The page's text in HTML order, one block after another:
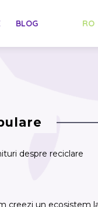
BLOG RO
despre reciclare
creezi un ecosistem